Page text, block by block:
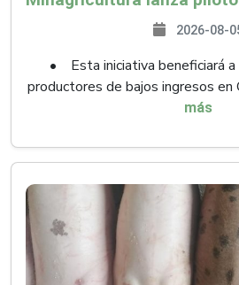
2026-08-
• Esta iniciativa beneficiará
productores de bajos ingresos en
más